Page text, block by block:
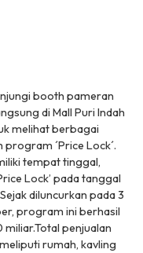
booth pameran
di Mall Puri Indah
melihat berbagai
´Price Lock´.
tempat tinggal,
Lock’ pada tanggal
Sejak diluncurkan pada 3
program ini berhasil
penjualan
rumah, kavling